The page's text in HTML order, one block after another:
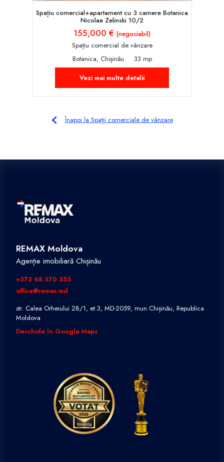
Spațiu comercial+apartament cu 3 camere Botanica
Nicolae Zelinski 10/2
155,000 € (negociabil)
Spațiu comercial de vânzare
Botanica, Chișinău
33 mp
Vezi mai multe detalii
Înapoi la Spații comerciale de vânzare
REMAX Moldova
Agenție imobiliară Chișinău
+373 68 370 555
office@remax.md
str. Calea Orheiului 28/1, et.3, MD-2059, mun.Chișinău, Republica
Moldova
Deschide în Google Maps